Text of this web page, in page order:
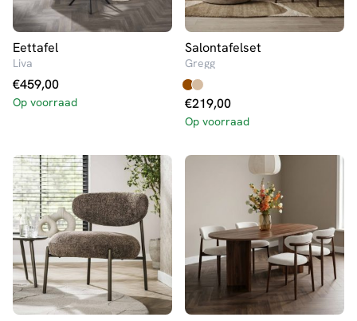
Eettafel
Liva
€459,00
Op voorraad
Salontafelset
Gregg
€219,00
Op voorraad